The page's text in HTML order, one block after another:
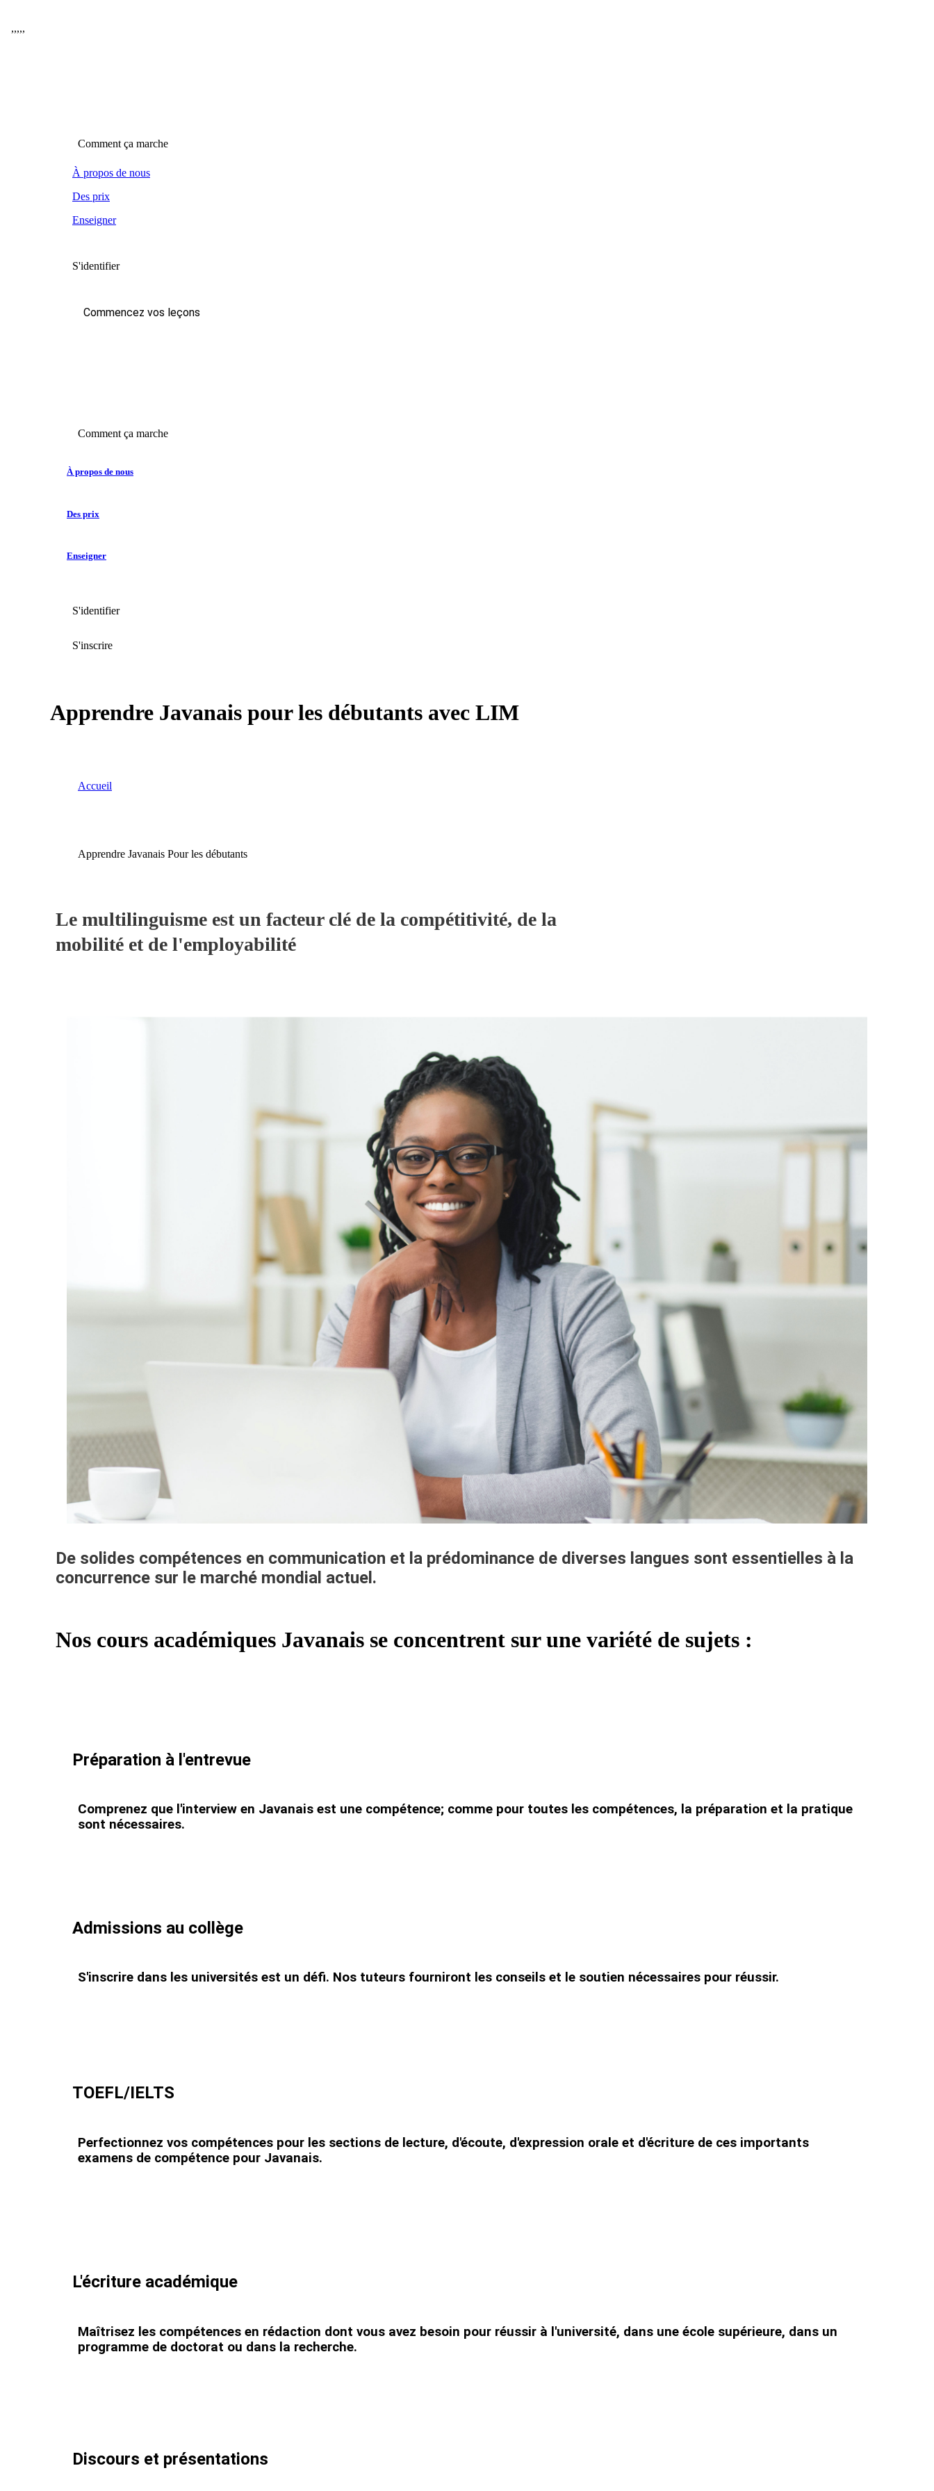
,,,,,
Comment ça marche
À propos de nous
Des prix
Enseigner
S'identifier
Commencez vos leçons
Comment ça marche
À propos de nous
Des prix
Enseigner
S'identifier
S'inscrire
Apprendre Javanais pour les débutants avec LIM
Accueil
Apprendre Javanais Pour les débutants
Le multilinguisme est un facteur clé de la compétitivité, de la
mobilité et de l'employabilité
De solides compétences en communication et la prédominance de diverses langues sont essentielles à la
concurrence sur le marché mondial actuel.
Nos cours académiques Javanais se concentrent sur une variété de sujets :
Préparation à l'entrevue
Comprenez que l'interview en Javanais est une compétence; comme pour toutes les compétences, la préparation et la pratique
sont nécessaires.
Admissions au collège
S'inscrire dans les universités est un défi. Nos tuteurs fourniront les conseils et le soutien nécessaires pour réussir.
TOEFL/IELTS
Perfectionnez vos compétences pour les sections de lecture, d'écoute, d'expression orale et d'écriture de ces importants
examens de compétence pour Javanais.
L'écriture académique
Maîtrisez les compétences en rédaction dont vous avez besoin pour réussir à l'université, dans une école supérieure, dans un
programme de doctorat ou dans la recherche.
Discours et présentations